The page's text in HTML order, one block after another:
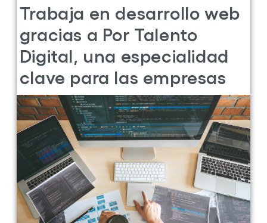
Trabaja en desarrollo web
gracias a Por Talento
Digital, una especialidad
clave para las empresas